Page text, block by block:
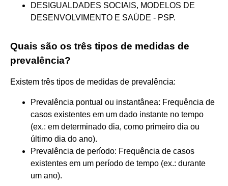
DESIGUALDADES SOCIAIS, MODELOS DE
DESENVOLVIMENTO E SAÚDE - PSP.
Quais são os três tipos de medidas de
prevalência?
Existem três tipos de medidas de prevalência:
Prevalência pontual ou instantânea: Frequência de
casos existentes em um dado instante no tempo
(ex.: em determinado dia, como primeiro dia ou
último dia do ano).
Prevalência de período: Frequência de casos
existentes em um período de tempo (ex.: durante
um ano).